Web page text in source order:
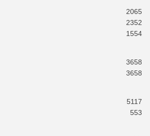
2065
2352
1554
3658
3658
5117
553